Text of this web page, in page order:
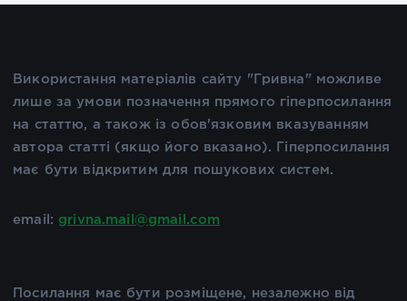
Використання матеріалів сайту "Гривна" можливе
лише за умови позначення прямого гіперпосилання
на статтю, а також із обов'язковим вказуванням
автора статті (якщо його вказано). Гіперпосилання
має бути відкритим для пошукових систем.
email: grivna.mail@gmail.com
Посилання має бути розміщене, незалежно від